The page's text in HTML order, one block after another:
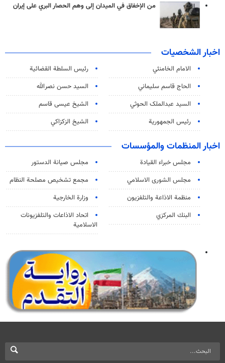
من الإخفاق في الميدان إلى وهم الحصار البري على إيران
اخبار الشخصيات
الامام الخامنئي
رئیس السلطة القضائیة
الحاج قاسم سليماني
السيد حسن نصرالله
السید عبدالملک الحوثي
الشيخ عيسى قاسم
رئيس الجمهورية
الشيخ الزكزاكي
اخبار المنظمات والمؤسسات
مجلس خبراء القيادة
مجلس صيانة الدستور
مجلس الشورى الاسلامي
مجمع تشخيص مصلحة النظام
منظمة الاذاعة والتلفزیون
وزارة الخارجية
البنك المركزي
اتحاد الاذاعات والتلفزيونات
الاسلامية